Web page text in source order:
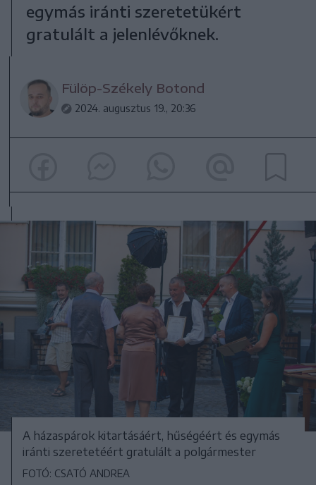
egymás iránti szeretetükért
gratulált a jelenlévőknek.
Fülöp-Székely Botond
2024. augusztus 19., 20:36
A házaspárok kitartásáért, hűségéért és egymás
iránti szeretetéért gratulált a polgármester
FOTÓ: CSATÓ ANDREA